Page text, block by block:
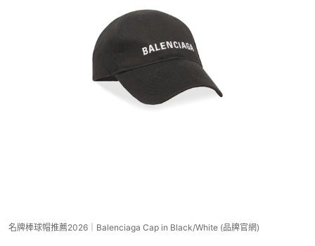
名牌棒球帽推薦2026｜Balenciaga Cap in Black/White (品牌官網)